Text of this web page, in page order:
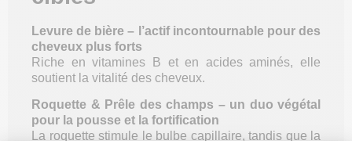
Levure de bière – l’actif incontournable pour des
cheveux plus forts
Riche en vitamines B et en acides aminés, elle
soutient la vitalité des cheveux.
Roquette & Prêle des champs – un duo végétal
pour la pousse et la fortification
La roquette stimule le bulbe capillaire, tandis que la